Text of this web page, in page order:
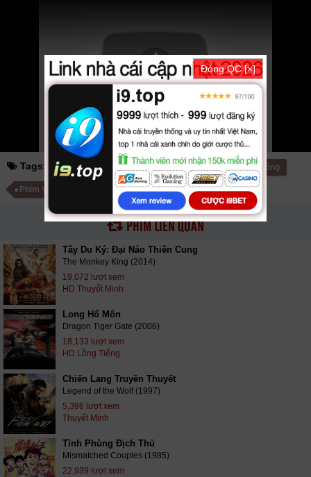
Tags: thiết hầu 2 iron mokey 2 Phim Hồng Kông
Phim Võ Thuật - Kiếm Hiệp Hồng Kông
PHIM LIÊN QUAN
Tây Du Ký: Đại Náo Thiên Cung
The Monkey King (2014)
19,072 lượt xem
HD Thuyết Minh
Long Hổ Môn
Dragon Tiger Gate (2006)
18,133 lượt xem
HD Lồng Tiếng
Chiến Lang Truyền Thuyết
Legend of the Wolf (1997)
5,396 lượt xem
Thuyết Minh
Tình Phùng Địch Thủ
Mismatched Couples (1985)
22,939 lượt xem
Đóng QC [×]